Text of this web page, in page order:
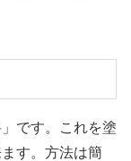
です。これを塗
す。方法は簡